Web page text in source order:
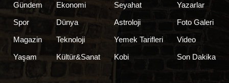
Gündem
Spor
Magazin
Yaşam
Ekonomi
Dünya
Teknoloji
Kültür&Sanat
Seyahat
Astroloji
Yemek Tarifleri
Kobi
Yazarlar
Foto Galeri
Video
Son Dakika